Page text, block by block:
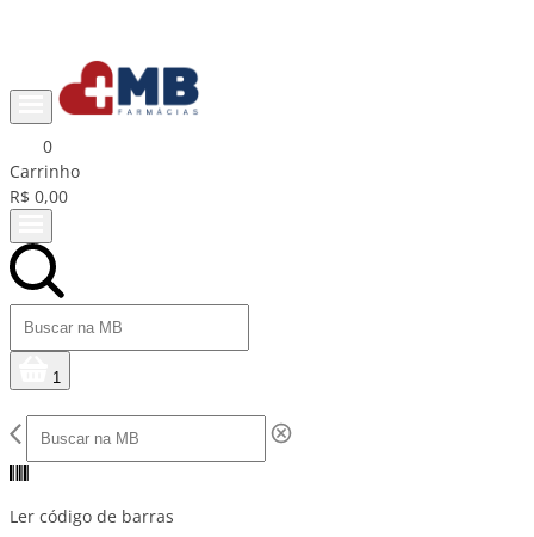
0
Carrinho
R$ 0,00
1
Ler código de barras